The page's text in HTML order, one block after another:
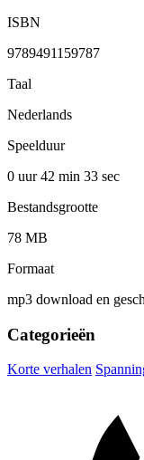
ISBN
9789491159787
Taal
Nederlands
Speelduur
0 uur 42 min 33 sec
Bestandsgrootte
78 MB
Formaat
mp3 download en
Categorieën
Korte verhalen